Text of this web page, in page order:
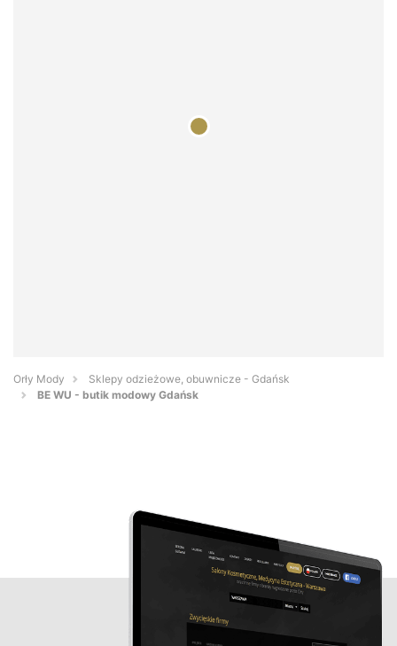
Orły Mody
Sklepy odzieżowe, obuwnicze - Gdańsk
BE WU - butik modowy Gdańsk